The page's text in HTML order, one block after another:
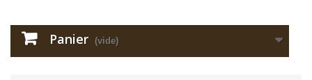
Panier (vide)